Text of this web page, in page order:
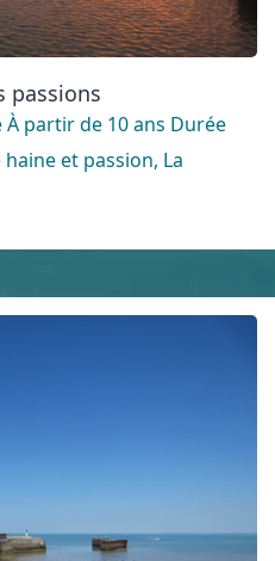
passions
À partir de 10 ans Durée
et passion, La